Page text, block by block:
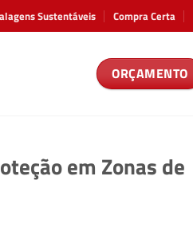
Sustentáveis Compra Certa
ORÇAMENTO
em Zonas de